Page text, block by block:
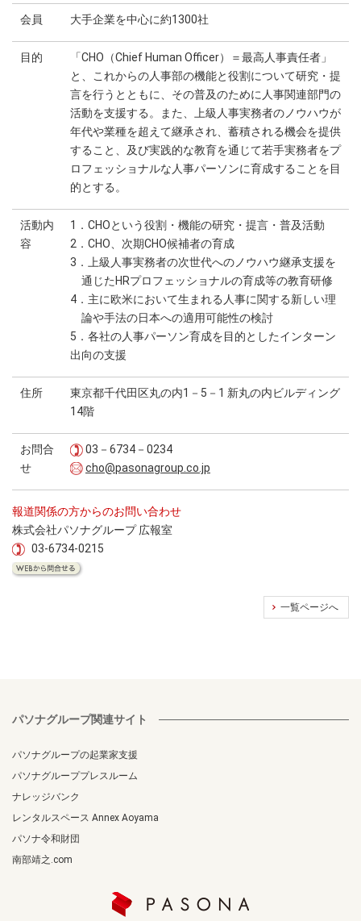
会員 大手企業を中心に約1300社
目的
「CHO（Chief Human Officer）＝最高人事責任者」
と、これからの人事部の機能と役割について研究・提
言を行うとともに、その普及のために人事関連部門の
活動を支援する。また、上級人事実務者のノウハウが
年代や業種を超えて継承され、蓄積される機会を提供
すること、及び実践的な教育を通じて若手実務者をプ
ロフェッショナルな人事パーソンに育成することを目
的とする。
活動内
容
1．CHOという役割・機能の研究・提言・普及活動
2．CHO、次期CHO候補者の育成
3．上級人事実務者の次世代へのノウハウ継承支援を
通じたHRプロフェッショナルの育成等の教育研修
4．主に欧米において生まれる人事に関する新しい理
論や手法の日本への適用可能性の検討
5．各社の人事パーソン育成を目的としたインターン
出向の支援
住所
東京都千代田区丸の内1－5－1 新丸の内ビルディング
14階
お問合
せ
03－6734－0234
cho@pasonagroup.co.jp
報道関係の方からのお問い合わせ
株式会社パソナグループ 広報室
03-6734-0215
一覧ページへ
パソナグループ関連サイト
パソナグループの起業家支援
パソナグループプレスルーム
ナレッジバンク
レンタルスペース Annex Aoyama
パソナ令和財団
南部靖之.com